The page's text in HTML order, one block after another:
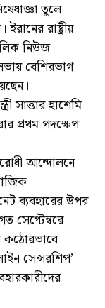
তুলে
রাষ্ট্রীয়
নিউজ
বেশিরভাগ
সাত্তার হাশেমি
প্রথম পদক্ষেপ
আন্দোলনে
ব্যবহারের উপর
সেপ্টেম্বরে
কঠোরভাবে
সেন্সরশিপ’